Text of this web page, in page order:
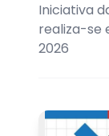
Iniciativa
realiza-se
2026